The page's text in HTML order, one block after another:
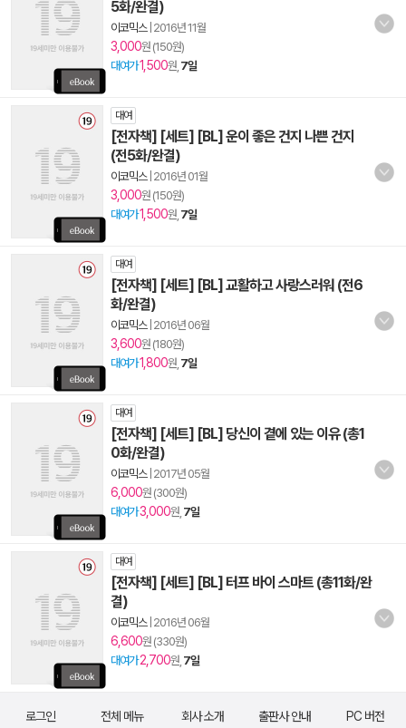
5화/완결)
이코믹스| 2016년 11월
3,000원 (150원)
대여가1,500원, 7일
대여
[전자책] [세트] [BL] 운이 좋은 건지 나쁜 건지
(전5화/완결)
이코믹스| 2016년 01월
3,000원 (150원)
대여가1,500원, 7일
대여
[전자책] [세트] [BL] 교활하고 사랑스러워 (전6
화/완결)
이코믹스| 2016년 06월
3,600원 (180원)
대여가1,800원, 7일
대여
[전자책] [세트] [BL] 당신이 곁에 있는 이유 (총1
0화/완결)
이코믹스| 2017년 05월
6,000원 (300원)
대여가3,000원, 7일
대여
[전자책] [세트] [BL] 터프 바이 스마트 (총11화/완
결)
이코믹스| 2016년 06월
6,600원 (330원)
대여가 2,700원, 7일
로그인 전체 메뉴 회사 소개 출판사 안내 PC 버전